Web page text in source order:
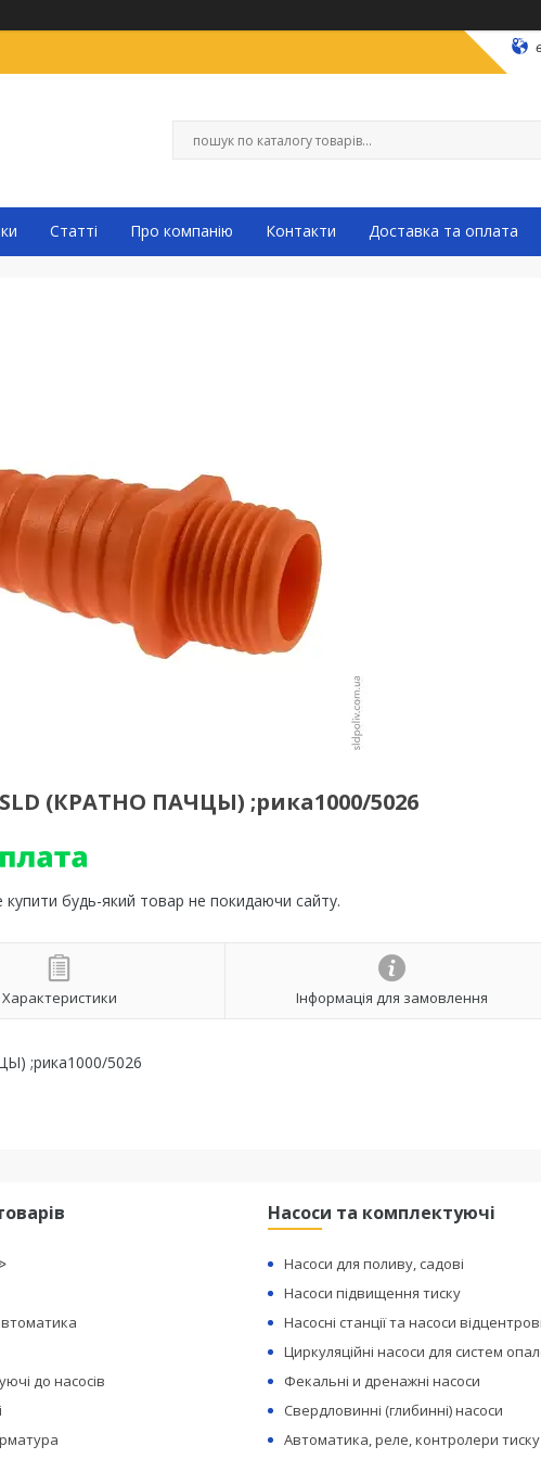
Статті Про компанію Контакти Доставка та оплата
(КРАТНО ПАЧЦЫ) ;рика1000/5026
купити будь-який товар не покидаючи сайту.
Характеристики Інформація для замовлення
;рика1000/5026
до насосів
Насоси та комплектуючі
Насоси для поливу, садові
Насоси підвищення тиску
Насосні станції та насоси відцентрові
Циркуляційні насоси для систем
Фекальні и дренажні насоси
Свердловинні (глибинні) насоси
Автоматика, реле, контролери тиску